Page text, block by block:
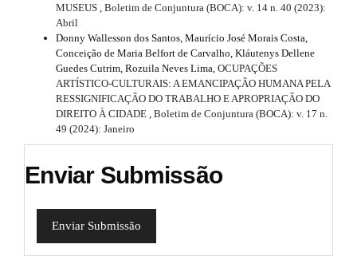
MUSEUS Boletim de Conjuntura (BOCA): v. 14 n. 40 (2023):
Abril
Donny Wallesson dos Santos, Maurício José Morais Costa,
Conceição de Maria Belfort de Carvalho, Kláutenys Dellene
Guedes Cutrim, Rozuila Neves Lima, OCUPAÇÕES
ARTÍSTICO-CULTURAIS: A EMANCIPAÇÃO HUMANA PELA
RESSIGNIFICAÇÃO DO TRABALHO E APROPRIAÇÃO DO
DIREITO À CIDADE Boletim de Conjuntura (BOCA): v. 17 n.
49 (2024): Janeiro
Enviar Submissão
Enviar Submissão